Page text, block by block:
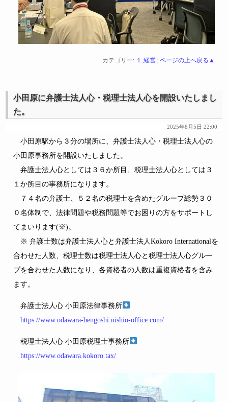
カテゴリー: １ 経営| ページの上へ戻る▲
小田原に弁護士法人心・税理士法人心を開設いたしまし
た。
2025年8月5日 22:00
小田原駅から３分の場所に、弁護士法人心・税理士法人心の
小田原事務所を開設いたしました。
弁護士法人心としては３６か所目、税理士法人心としては３
１か所目の事務所になります。
７４名の弁護士、５２名の税理士を含めたグループ総勢３０
０名体制で、法律問題や税務問題等でお困りの方をサポートし
てまいります(※)。
※ 弁護士数は弁護士法人心と弁護士法人Kokoro Internationalを
合わせた人数、税理士数は税理士法人心と税理士法人心グルー
プを合わせた人数になり、各資格者の人数は重複資格者を含み
ます。
弁護士法人心 小田原法律事務所
https://www.odawara-bengoshi.nishio-office.com/
税理士法人心 小田原税理士事務所
https://www.odawara.kokoro.tax/